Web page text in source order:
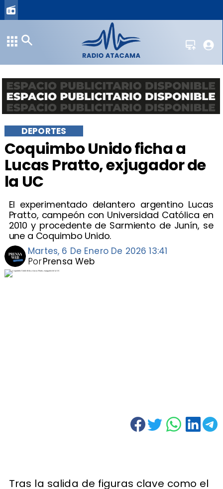
Coquimbo Unido ficha a
Lucas Pratto, exjugador de
la UC
El experimentado delantero argentino Lucas
Pratto, campeón con Universidad Católica en
2010 y procedente de Sarmiento de Junín, se
une a Coquimbo Unido.
DEPORTES
Martes, 6 De Enero De 2026 13:41
Prensa Web
Por
Tras la salida de figuras clave como el